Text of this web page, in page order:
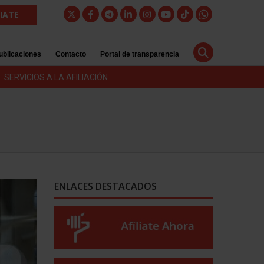
Contacto Portal de transparencia
SERVICIOS A LA AFILIACIÓN
ENLACES DESTACADOS